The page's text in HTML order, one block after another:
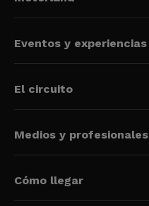
Eventos y experiencias
El circuito
Medios y profesionales
Cómo llegar